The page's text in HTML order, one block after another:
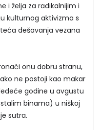
i želja za radikalnijim i
kulturnog aktivizma s
dešavanja vezana
onu dobru stranu,
ne postoji kao makar
godine u avgustu
binama) u niškoj
sutra.